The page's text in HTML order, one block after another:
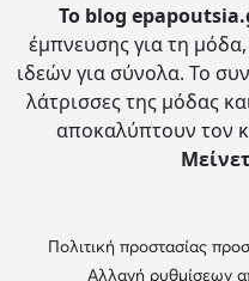
Το blog
έμπνευσης για τη
ιδεών για σύνολα. Το
λάτρισσες της μόδας
αποκαλύπτουν τον
Πολιτική προστασίας
Αλλαγή ρυθμίσεων